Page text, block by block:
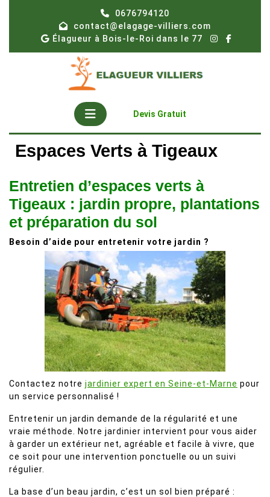
0676794120
contact@elagage-villiers.com
Élagueur à Bois-le-Roi dans le 77
Open
Button
Devis Gratuit
Espaces Verts à Tigeaux
Entretien d’espaces verts à
Tigeaux : jardin propre, plantations
et préparation du sol
Besoin d’aide pour entretenir votre jardin ?
Contactez notre jardinier expert en Seine-et-Marne pour
un service personnalisé !
Entretenir un jardin demande de la régularité et une
vraie méthode. Notre jardinier intervient pour vous aider
à garder un extérieur net, agréable et facile à vivre, que
ce soit pour une intervention ponctuelle ou un suivi
régulier.
La base d’un beau jardin, c’est un sol bien préparé :